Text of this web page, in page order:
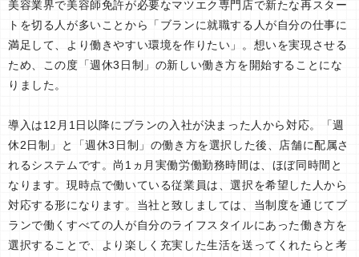
美容業界で美容師免許が必要なマツエク専門店で新たな再スター
トを切る人が多いことから「ブランに就職する人が自分の仕事に
満足して、より働きやすい環境を作りたい」。想いを実現させる
ため、この度「週休3日制」の新しい働き方を開始することにな
りました。
導入は12月1日以降にブランの入社が決まった人から対応。「週
休2日制」と「週休3日制」の働き方を選択した後、店舗に配属さ
れるシステムです。尚1ヵ月実働労働勤務時間は、ほぼ同時間と
なります。現時点で働いている従業員は、選択を希望した人から
対応する形になります。当社と致しましては、当制度を通じてブ
ランで働くすべての人が自分のライフスタイルにあった働き方を
選択することで、より楽しく充実した生活を送ってくれたらと考